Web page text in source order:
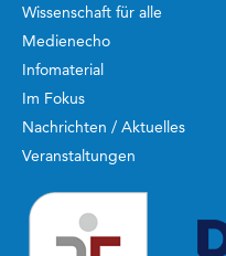
Wissenschaft für alle
Medienecho
Infomaterial
Im Fokus
Nachrichten / Aktuelles
Veranstaltungen